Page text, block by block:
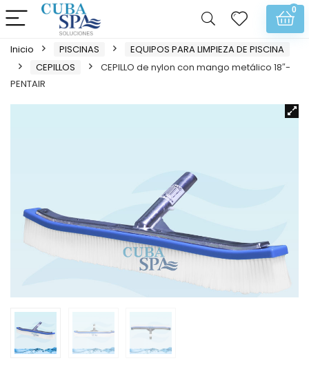
0
Inicio PISCINAS
EQUIPOS PARA LIMPIEZA DE PISCINA
CEPILLOS
CEPILLO de nylon con mango metálico 18″-
PENTAIR